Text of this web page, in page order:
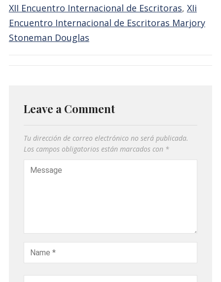
XII Encuentro Internacional de Escritoras, XIi
Encuentro Internacional de Escritoras Marjory
Stoneman Douglas
Leave a Comment
Tu dirección de correo electrónico no será publicada.
Los campos obligatorios están marcados con *